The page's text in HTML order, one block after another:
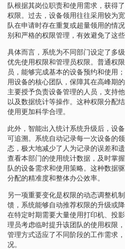
队根据其岗位职责和使用需求，获得
权限。过去，设备领用往往采用较为
队在申请时存在重复或超量领用的情
别和严格的权限管理，有效避免了这些
具体而言，系统为不同部门设定了多
优先使用权限和管理员权限。普通权
员，能够完成基本的设备预约和使用
用设备的核心团队，保障其在高峰期
主要授予负责设备管理的人员，支持
以及数据统计等操作。这种权限分配
使用更加科学合理。
此外，智能出入统计系统升级后，设
可追溯。系统自动记录每一次设备的
态，极大地减少了人为记录的误差和
查看本部门的使用统计数据，及时掌
队的设备需求和使用策略。这种数据
分配的精准度和整体办公效率。
另一项重要变化是权限的动态调整机
馈，系统能够自动推荐权限的升级或
在特定时期需要大量使用打印机、投
理员考虑临时提升该团队的使用权限
管理方式适应了不同阶段的工作需求
况。